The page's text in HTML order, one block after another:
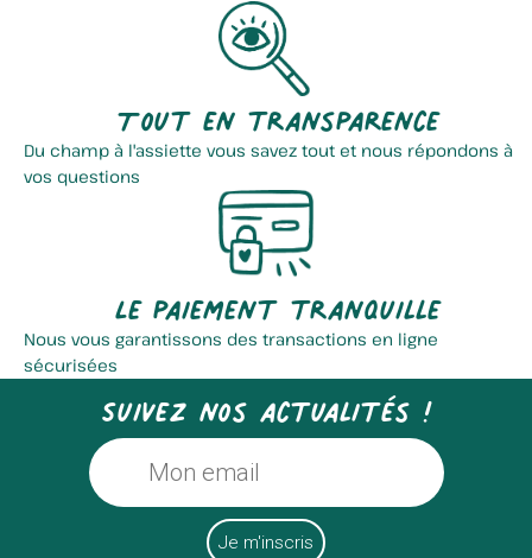
Tout en transparence
Du champ à l'assiette vous savez tout et nous répondons à
vos questions
Le paiement tranquille
Nous vous garantissons des transactions en ligne
sécurisées
Suivez nos actualités !